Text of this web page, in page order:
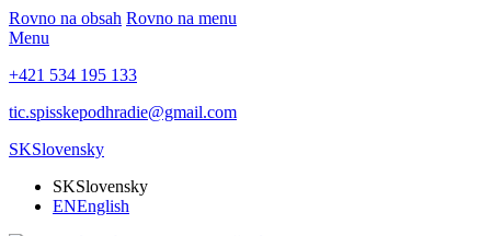
Rovno na obsah Rovno na menu
Menu
+421 534 195 133
tic.spisskepodhradie@gmail.com
SKSlovensky
SKSlovensky
ENEnglish